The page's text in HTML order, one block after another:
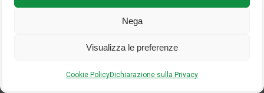
Nega
Visualizza le preferenze
Cookie PolicyDichiarazione sulla Privacy